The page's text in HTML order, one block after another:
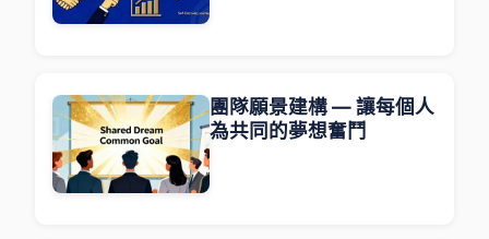
團隊願景建構 — 讓每個人
為共同的夢想奮鬥